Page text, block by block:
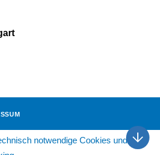
notwendige Cookies und